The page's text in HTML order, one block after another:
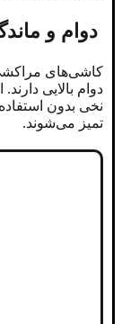
دوام و
کاشی‌های
دوام بالایی
نخی بدون
تمیز می‌شوند.